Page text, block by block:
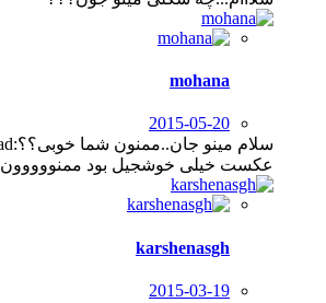
mohana
2015-05-20
سلام مینو جان..ممنون شما خوبی؟؟:ad54ad:
عکست خیلی خوشجیل بود ممنووووون
karshenasgh
2015-03-19